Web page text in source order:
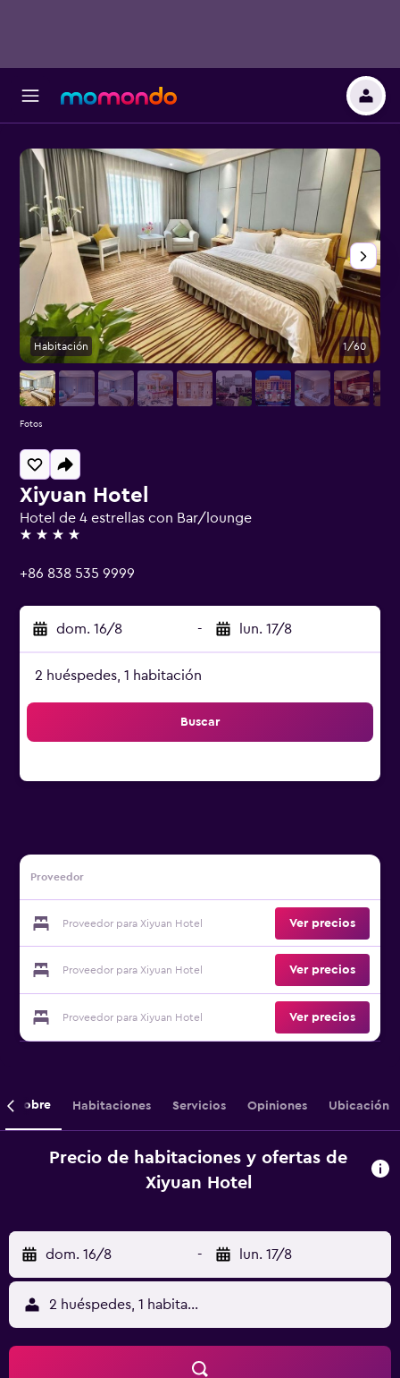
Xiyuan Hotel
Hotel de 4 estrellas con Bar/lounge
4 estrellas
+86 838 535 9999
dom. 16/8 - lun. 17/8
2 huéspedes, 1 habitación
Buscar
Proveedor
Proveedor para Xiyuan Hotel Ver precios
Proveedor para Xiyuan Hotel Ver precios
Proveedor para Xiyuan Hotel Ver precios
Habitación 1/60
Fotos
Sobre Habitaciones Servicios Opiniones Ubicación
Precio de habitaciones y ofertas de
Xiyuan Hotel
dom. 16/8 - lun. 17/8
2 huéspedes, 1 habitación